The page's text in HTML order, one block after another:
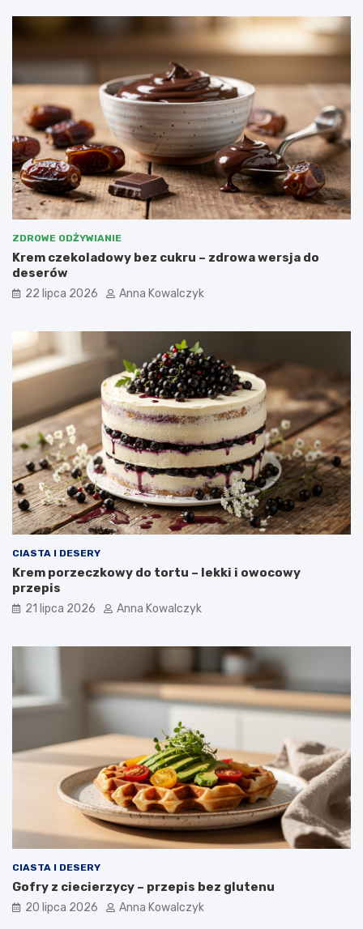
ZDROWE ODŻYWIANIE
Krem czekoladowy bez cukru – zdrowa wersja do
deserów
22 lipca 2026 Anna Kowalczyk
CIASTA I DESERY
Krem porzeczkowy do tortu – lekki i owocowy
przepis
21 lipca 2026 Anna Kowalczyk
CIASTA I DESERY
Gofry z ciecierzycy – przepis bez glutenu
20 lipca 2026 Anna Kowalczyk